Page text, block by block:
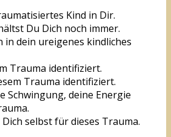
Kind in Dir.
Du Dich noch immer.
in dein ureigenes kindliches
Trauma identifiziert.
Trauma identifiziert.
Schwingung, deine Energie
selbst für dieses Trauma.